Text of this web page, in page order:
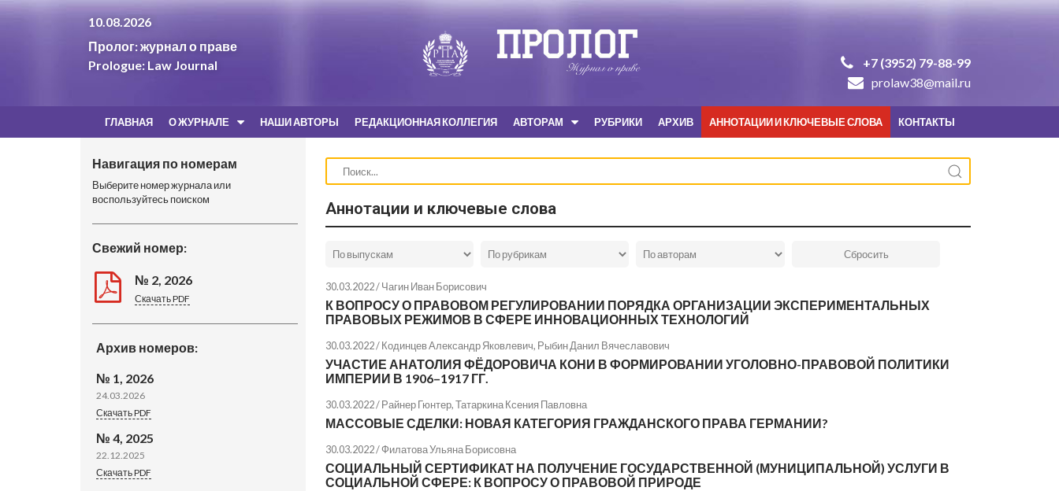
10.08.2026
Пролог: журнал о праве
Prologue: Law Journal
+7 (3952) 79-88-99
prolaw38@mail.ru
ГЛАВНАЯ О ЖУРНАЛЕ НАШИ АВТОРЫ РЕДАКЦИОННАЯ КОЛЛЕГИЯ АВТОРАМ РУБРИКИ АРХИВ АННОТАЦИИ И КЛЮЧЕВЫЕ СЛОВА КОНТАКТЫ
Навигация по номерам
Выберите номер журнала или
воспользуйтесь поиском
Свежий номер:
№ 2, 2026
Скачать PDF
Архив номеров:
№ 1, 2026
24.03.2026
Скачать PDF
№ 4, 2025
22.12.2025
Скачать PDF
Аннотации и ключевые слова
30.03.2022 /Чагин Иван Борисович
К ВОПРОСУ О ПРАВОВОМ РЕГУЛИРОВАНИИ ПОРЯДКА ОРГАНИЗАЦИИ ЭКСПЕРИМЕНТАЛЬНЫХ
ПРАВОВЫХ РЕЖИМОВ В СФЕРЕ ИННОВАЦИОННЫХ ТЕХНОЛОГИЙ
30.03.2022 /Кодинцев Александр Яковлевич, Рыбин Данил Вячеславович
УЧАСТИЕ АНАТОЛИЯ ФЁДОРОВИЧА КОНИ В ФОРМИРОВАНИИ УГОЛОВНО-ПРАВОВОЙ ПОЛИТИКИ
ИМПЕРИИ В 1906–1917 ГГ.
30.03.2022 /Райнер Гюнтер,Татаркина Ксения Павловна
МАССОВЫЕ СДЕЛКИ: НОВАЯ КАТЕГОРИЯ ГРАЖДАНСКОГО ПРАВА ГЕРМАНИИ?
30.03.2022 /Филатова Ульяна Борисовна
СОЦИАЛЬНЫЙ СЕРТИФИКАТ НА ПОЛУЧЕНИЕ ГОСУДАРСТВЕННОЙ (МУНИЦИПАЛЬНОЙ) УСЛУГИ В
СОЦИАЛЬНОЙ СФЕРЕ: К ВОПРОСУ О ПРАВОВОЙ ПРИРОДЕ